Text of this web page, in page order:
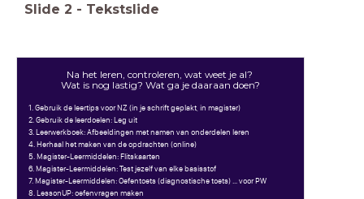
Slide 2 - Tekstslide
Na het leren, controleren, wat weet je al?
Wat is nog lastig? Wat ga je daaraan doen?
1. Gebruik de leertips voor NZ (in je schrift geplakt, in magister)
2. Gebruik de leerdoelen: Leg uit
3. Leerwerkboek: Afbeeldingen met namen van onderdelen leren
4. Herhaal het maken van de opdrachten (online)
5. Magister-Leermiddelen: Flitskaarten
6. Magister-Leermiddelen: Test jezelf van elke basisstof
7. Magister-Leermiddelen: Oefentoets (diagnostische toets) ... voor PW
8. LessonUP: oefenvragen maken